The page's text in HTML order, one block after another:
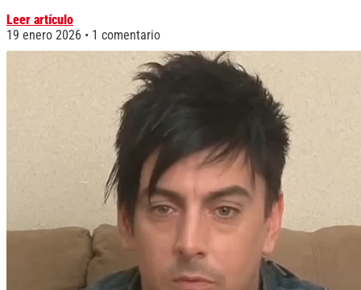
Leer artículo
19 enero 2026
1 comentario